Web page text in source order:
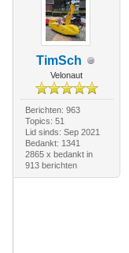
TimSch
Velonaut
Berichten: 963
Topics: 51
Lid sinds: Sep 2021
Bedankt: 1341
2865 x bedankt in
913 berichten